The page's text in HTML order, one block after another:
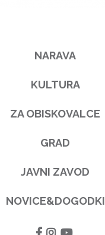
NARAVA
KULTURA
ZA OBISKOVALCE
GRAD
JAVNI ZAVOD
NOVICE&DOGODKI